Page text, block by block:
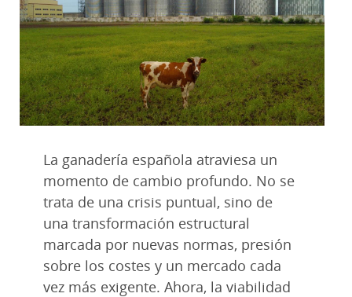
La ganadería española atraviesa un
momento de cambio profundo. No se
trata de una crisis puntual, sino de
una transformación estructural
marcada por nuevas normas, presión
sobre los costes y un mercado cada
vez más exigente. Ahora, la viabilidad